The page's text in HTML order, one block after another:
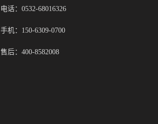
电话：0532-68016326
手机：150-6309-0700
售后：400-8582008